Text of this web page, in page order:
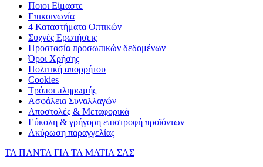
Ποιοι Είμαστε
Επικοινωνία
4 Καταστήματα Οπτικών
Συχνές Ερωτήσεις
Προστασία προσωπικών δεδομένων
Όροι Χρήσης
Πολιτική απορρήτου
Cookies
Τρόποι πληρωμής
Ασφάλεια Συναλλαγών
Αποστολές & Μεταφορικά
Εύκολη & γρήγορη επιστροφή προϊόντων
Ακύρωση παραγγελίας
ΤΑ ΠΑΝΤΑ ΓΙΑ ΤΑ ΜΑΤΙΑ ΣΑΣ